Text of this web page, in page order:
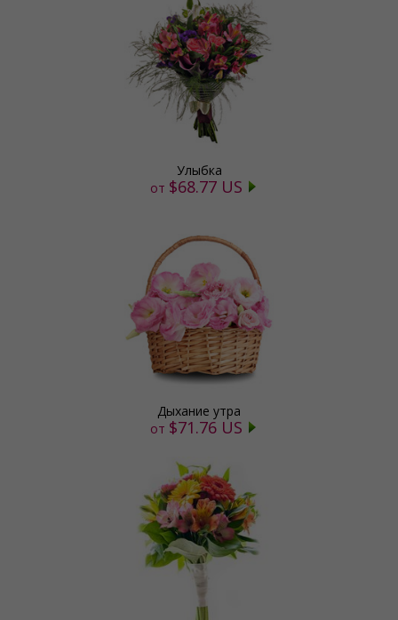
Улыбка
от $68.77 US
Дыхание утра
от $71.76 US